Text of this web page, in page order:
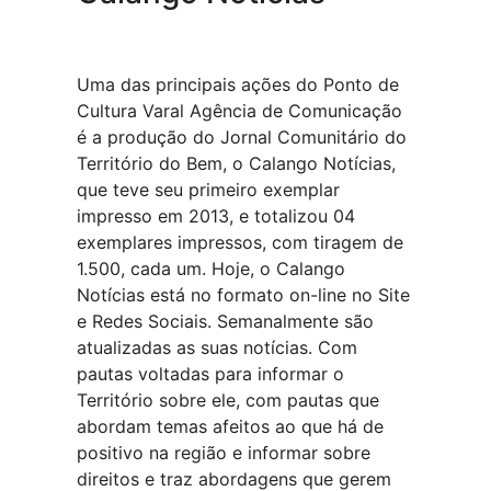
Uma das principais ações do Ponto de
Cultura Varal Agência de Comunicação
é a produção do Jornal Comunitário do
Território do Bem, o Calango Notícias,
que teve seu primeiro exemplar
impresso em 2013, e totalizou 04
exemplares impressos, com tiragem de
1.500, cada um. Hoje, o Calango
Notícias está no formato on-line no Site
e Redes Sociais. Semanalmente são
atualizadas as suas notícias. Com
pautas voltadas para informar o
Território sobre ele, com pautas que
abordam temas afeitos ao que há de
positivo na região e informar sobre
direitos e traz abordagens que gerem